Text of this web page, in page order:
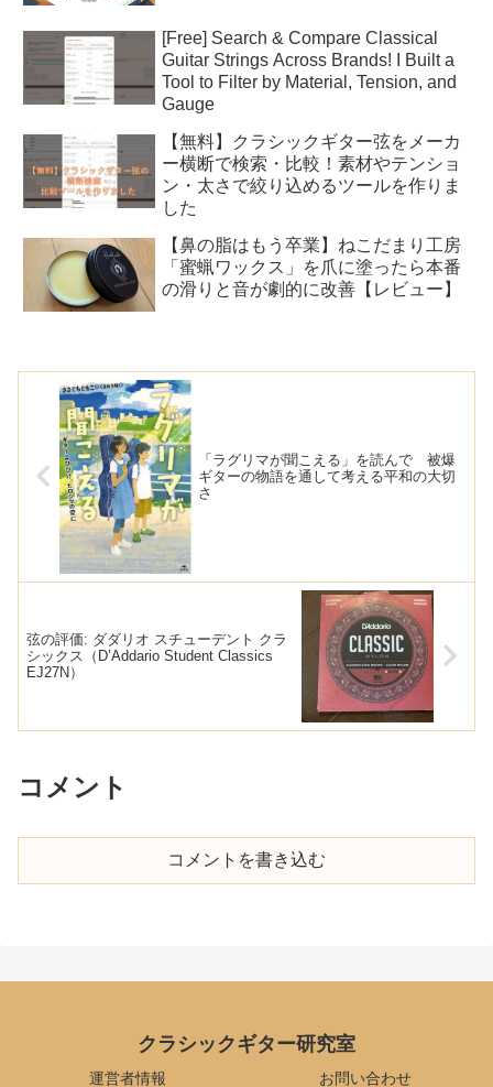
[Free] Search & Compare Classical
Guitar Strings Across Brands! I Built a
Tool to Filter by Material, Tension, and
Gauge
【無料】クラシックギター弦をメーカ
ー横断で検索・比較！素材やテンショ
ン・太さで絞り込めるツールを作りま
した
【鼻の脂はもう卒業】ねこだまり工房
「蜜蝋ワックス」を爪に塗ったら本番
の滑りと音が劇的に改善【レビュー】
「ラグリマが聞こえる」を読んで 被爆
ギターの物語を通して考える平和の大切
さ
弦の評価: ダダリオ スチューデント クラ
シックス（D’Addario Student Classics
EJ27N）
コメント
コメントを書き込む
クラシックギター研究室
運営者情報 お問い合わせ